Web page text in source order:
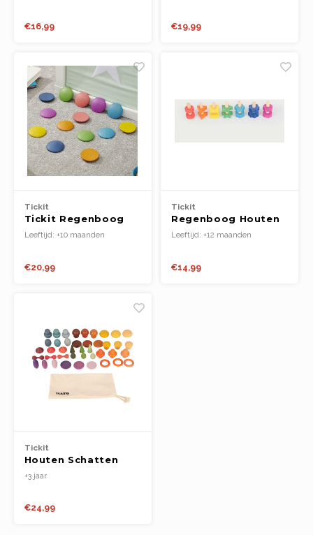
€16,99 €19,99
Tickit
Tickit Regenboog
Houten Schijven
Leeftijd: +10 maanden
€20,99
Tickit
Regenboog Houten
Moeren & Bouten
Leeftijd: +12 maanden
€14,99
Tickit
Houten Schatten
Proeverset
+3 jaar
€24,99